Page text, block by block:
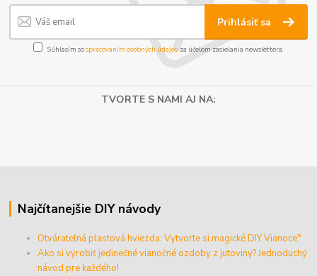
Prihlásiť sa
Súhlasím sospracovaním osobných údajov za účelom zasielania newslettera.
TVORTE S NAMI AJ NA:
Najčítanejšie DIY návody
Otvárateľná plastová hviezda: Vytvorte si magické DIY Vianoce"
Ako si vyrobiť jedinečné vianočné ozdoby z jutoviny? Jednoduchý
návod pre každého!